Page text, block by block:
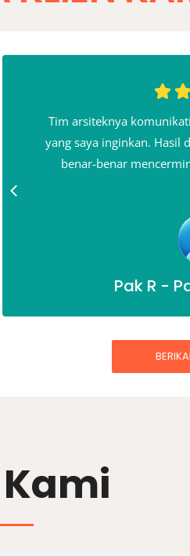
Pak R -
Tim arsiteknya
yang saya inginkan. Hasil
benar-benar